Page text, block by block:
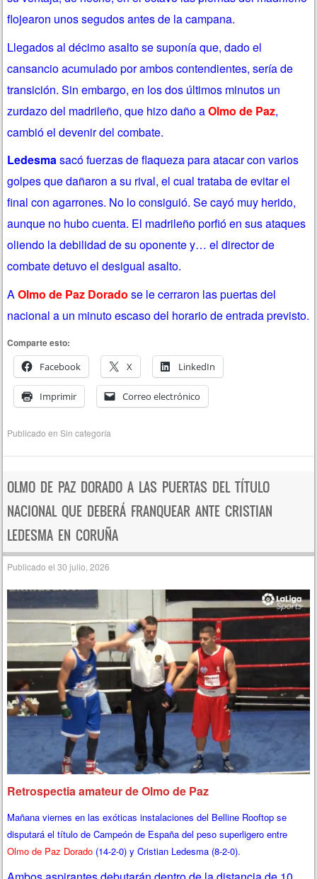
flojearon unos segudos antes de la campana.
Llegados al décimo asalto se suponía que, dado el
cansancio acumulado por ambos contendientes, sería de
transición. Sin embargo, en los dos últimos minutos un
zurdazo del madrileño, que hizo daño aOlmo de Paz,
cambió el devenir del combate.
Ledesmasacó fuerzas de flaqueza para atacar con varios
golpes que dañaron a su rival, el cual trataba de evitar el
final con agarrones. No lo consiguió. Se cayó muy herido,
aunque no hubo cuenta. El madrileño porfió en sus ataques
oliendo la debilidad de su oponente y… el director de
combate detuvo el desigual asalto.
AOlmo de Paz Dorado se le cerraron las puertas del
nacional a un minuto escaso del horario de entrada previsto.
Comparte esto:
Facebook
X LinkedIn
Imprimir Correo electrónico
Publicado enSin categoría
OLMO DE PAZ DORADO A LAS PUERTAS DEL TÍTULO
NACIONAL QUE DEBERÁ FRANQUEAR ANTE CRISTIAN
LEDESMA EN CORUÑA
Publicado el30 julio, 2026
Retrospectia amateur de Olmo de Paz
Mañana viernes en las exóticas instalaciones del Belline Rooftop se
disputará el título de Campeón de España del peso superligero entre
Olmo de Paz Dorado (14-2-0) y Cristian Ledesma (8-2-0).